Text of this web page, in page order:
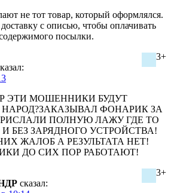
не тот товар, который оформлялся.
с описью, чтобы оплачивать
посылки.
3+
ЭТИ МОШЕННИКИ БУДУТ
ФОНАРИК ЗА
ПОЛНУЮ ЛАЖУ ГДЕ ТО
И БЕЗ ЗАРЯДНОГО УСТРОЙСТВА!
ЖАЛОБ А РЕЗУЛЬТАТА НЕТ!
ДО СИХ ПОР РАБОТАЮТ!
3+
сказал: